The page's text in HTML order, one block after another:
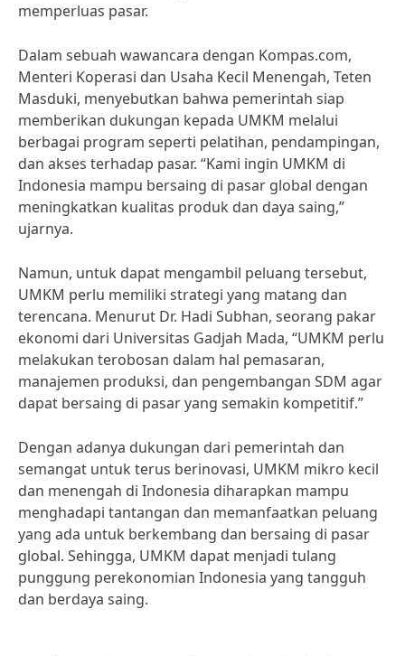
memperluas pasar.
Dalam sebuah wawancara dengan Kompas.com,
Menteri Koperasi dan Usaha Kecil Menengah, Teten
Masduki, menyebutkan bahwa pemerintah siap
memberikan dukungan kepada UMKM melalui
berbagai program seperti pelatihan, pendampingan,
dan akses terhadap pasar. “Kami ingin UMKM di
Indonesia mampu bersaing di pasar global dengan
meningkatkan kualitas produk dan daya saing,”
ujarnya.
Namun, untuk dapat mengambil peluang tersebut,
UMKM perlu memiliki strategi yang matang dan
terencana. Menurut Dr. Hadi Subhan, seorang pakar
ekonomi dari Universitas Gadjah Mada, “UMKM perlu
melakukan terobosan dalam hal pemasaran,
manajemen produksi, dan pengembangan SDM agar
dapat bersaing di pasar yang semakin kompetitif.”
Dengan adanya dukungan dari pemerintah dan
semangat untuk terus berinovasi, UMKM mikro kecil
dan menengah di Indonesia diharapkan mampu
menghadapi tantangan dan memanfaatkan peluang
yang ada untuk berkembang dan bersaing di pasar
global. Sehingga, UMKM dapat menjadi tulang
punggung perekonomian Indonesia yang tangguh
dan berdaya saing.